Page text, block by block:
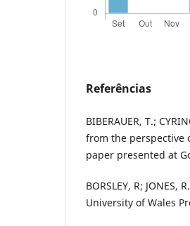
Referências
BIBERAUER, T.;
from the perspective
paper presented at
BORSLEY, R;
University of Wales